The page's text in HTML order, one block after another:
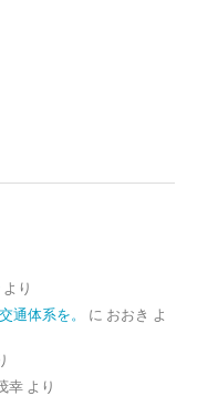
より
通体系を。
に おおき よ
幸 より